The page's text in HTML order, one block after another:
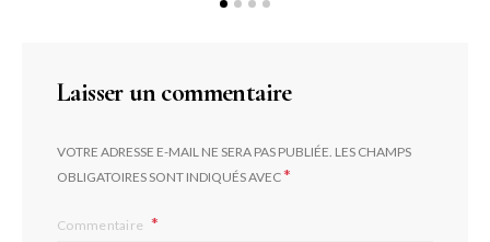
Laisser un commentaire
VOTRE ADRESSE E-MAIL NE SERA PAS PUBLIÉE. LES CHAMPS
OBLIGATOIRES SONT INDIQUÉS AVEC*
Commentaire